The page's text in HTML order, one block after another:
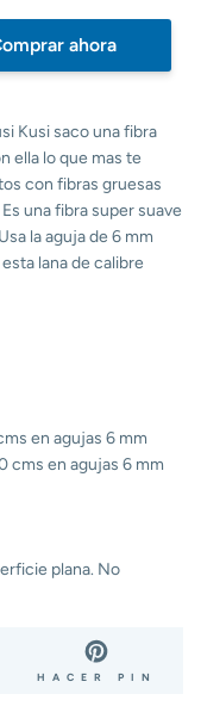
ahora
Kusi saco una fibra
ella lo que mas te
con fibras gruesas
una fibra super suave
la aguja de 6 mm
lana de calibre
en agujas 6 mm
cms en agujas 6 mm
plana. No
HACER PIN